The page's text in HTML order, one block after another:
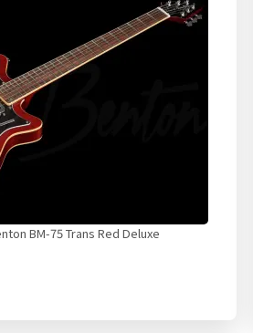
BM-75 Trans Red Deluxe